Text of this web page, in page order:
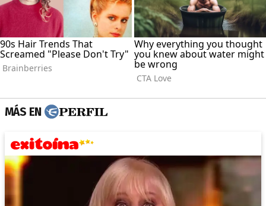
MÁS EN